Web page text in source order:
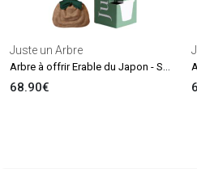
Juste un Arbre
68.90€